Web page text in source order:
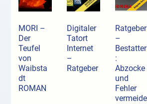
MORI –
Der
Teufel
von
Waibsta
dt
ROMAN
Digitaler
Tatort
Internet
–
Ratgeber
Ratgeber
–
Bestatter
:
Abzocke
und
Fehler
vermeide